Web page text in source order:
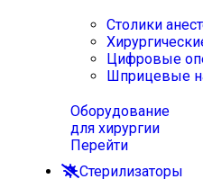
Столики
Цифровые
Шприцевые
Оборудование
для хирургии
Перейти
Стерилизаторы